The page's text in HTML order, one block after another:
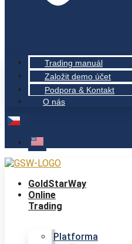
Trading manuál
Založit demo účet
Podpora & Kontakt
O nás
GoldStarWay
Online
Trading
Platforma